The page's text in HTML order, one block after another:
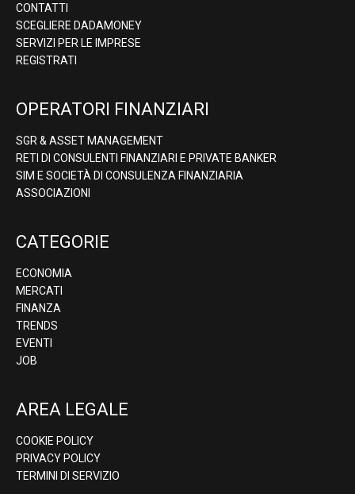
CONTATTI
SCEGLIERE DADAMONEY
SERVIZI PER LE IMPRESE
REGISTRATI
OPERATORI FINANZIARI
SGR & ASSET MANAGEMENT
RETI DI CONSULENTI FINANZIARI E PRIVATE BANKER
SIM E SOCIETÀ DI CONSULENZA FINANZIARIA
ASSOCIAZIONI
CATEGORIE
ECONOMIA
MERCATI
FINANZA
TRENDS
EVENTI
JOB
AREA LEGALE
COOKIE POLICY
PRIVACY POLICY
TERMINI DI SERVIZIO